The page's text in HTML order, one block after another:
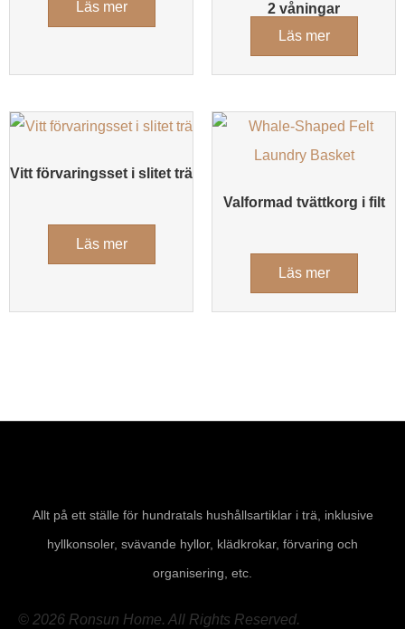
Läs mer
2 våningar
Läs mer
Vitt förvaringsset i slitet trä
Läs mer
Valformad tvättkorg i filt
Läs mer
Allt på ett ställe för hundratals hushållsartiklar i trä, inklusive
hyllkonsoler, svävande hyllor, klädkrokar, förvaring och
organisering, etc.
© 2026 Ronsun Home. All Rights Reserved.